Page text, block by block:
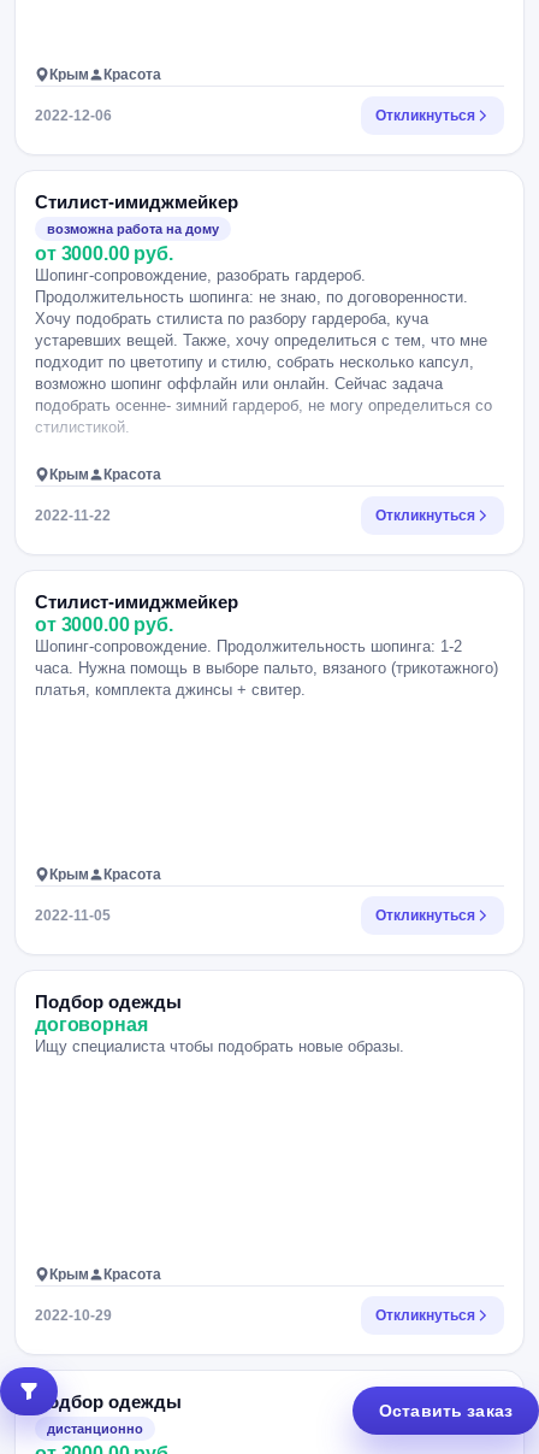
Крым Красота
2022-12-06 Откликнуться
Стилист-имиджмейкер
возможна работа на дому
от 3000.00 руб.
Шопинг-сопровождение, разобрать гардероб.
Продолжительность шопинга: не знаю, по договоренности.
Хочу подобрать стилиста по разбору гардероба, куча
устаревших вещей. Также, хочу определиться с тем, что мне
подходит по цветотипу и стилю, собрать несколько капсул,
возможно шопинг оффлайн или онлайн. Сейчас задача
подобрать осенне- зимний гардероб, не могу определиться со
стилистикой.
Крым Красота
2022-11-22 Откликнуться
Стилист-имиджмейкер
от 3000.00 руб.
Шопинг-сопровождение. Продолжительность шопинга: 1-2
часа. Нужна помощь в выборе пальто, вязаного (трикотажного)
платья, комплекта джинсы + свитер.
Крым Красота
2022-11-05 Откликнуться
Подбор одежды
договорная
Ищу специалиста чтобы подобрать новые образы.
Крым Красота
2022-10-29 Откликнуться
Подбор одежды
дистанционно
Оставить заказ